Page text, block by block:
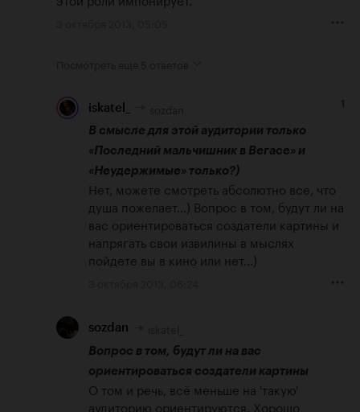
iskatel_ 1
В смысле для этой аудитории только
«Последний мальчишник в Вегасе» и
«Неудержимые» только?)
Нет, можете смотреть абсолютно все, что
душа пожелает...) Вопрос в том, будут ли на
вас ориентироваться создатели картины и
напрягать свои извилины в мыслях
пойдете вы в кино или нет...)
sozdan
Вопрос в том, будут ли на вас
ориентироваться создатели картины
О том и речь, всё меньше на 'такую'
аудиторию ориентируются. Хорошо